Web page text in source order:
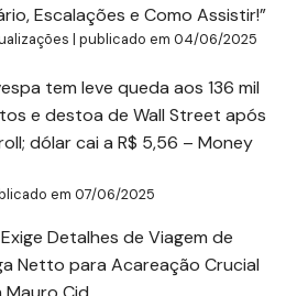
Escalações e Como Assistir!”
|publicado em 04/06/2025
tem leve queda aos 136 mil
e destoa de Wall Street após
dólar cai a R$ 5,56 – Money
em 07/06/2025
Exige Detalhes de Viagem de
Netto para Acareação Crucial